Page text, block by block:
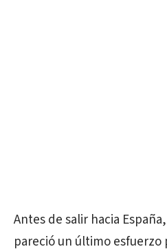
Antes de salir hacia
pareció un último esfuerzo